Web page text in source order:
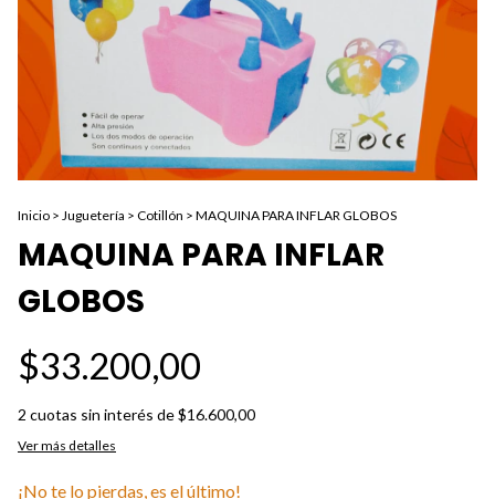
Inicio > Juguetería > Cotillón > MAQUINA PARA INFLAR GLOBOS
MAQUINA PARA INFLAR
GLOBOS
$33.200,00
2 cuotas sin interés de$16.600,00
Ver más detalles
¡No te lo pierdas, es el último!